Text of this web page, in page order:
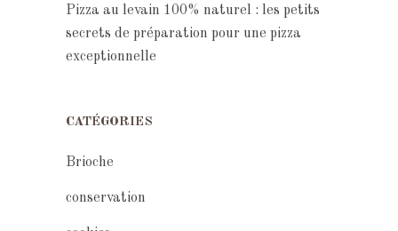
Pizza au levain 100% naturel : les petits
secrets de préparation pour une pizza
exceptionnelle
CATÉGORIES
Brioche
conservation